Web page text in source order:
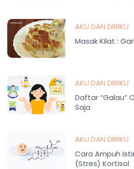
AKU DAN DIRIKU
Masak Kilat :
AKU DAN DIRIKU
Daftar “Galau”
Saja
AKU DAN DIRIKU
Cara Ampuh
(Stres) Kortisol